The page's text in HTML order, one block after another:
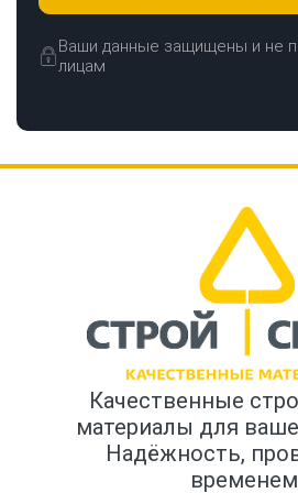
Ваши данные защищены и не
лицам
Качественные
материалы для
Надёжность,